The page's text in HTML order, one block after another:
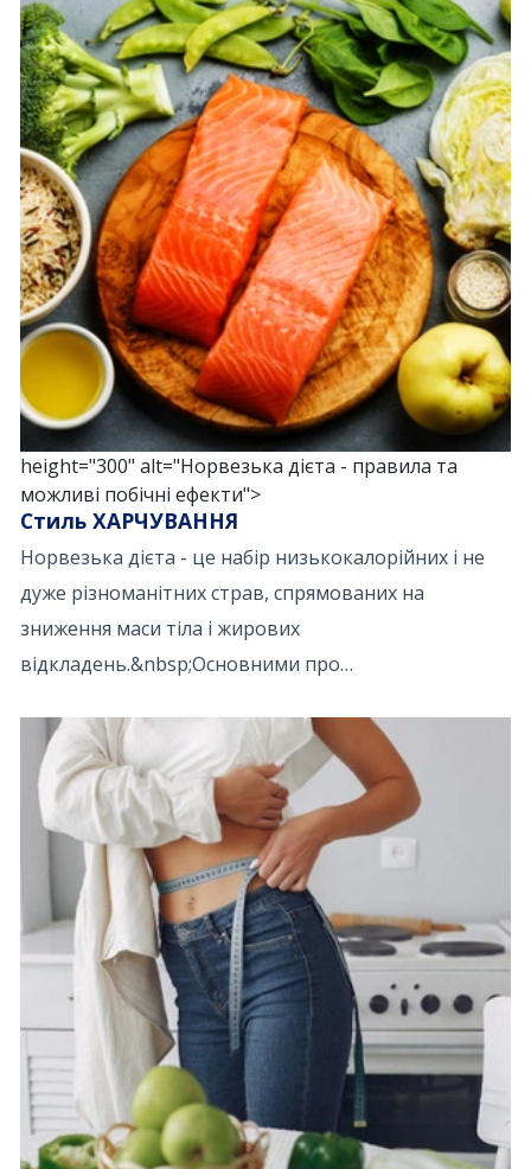
height="300" alt="Норвезька дієта - правила та
можливі побічні ефекти">
Стиль ХАРЧУВАННЯ
Норвезька дієта - це набір низькокалорійних і не
дуже різноманітних страв, спрямованих на
зниження маси тіла і жирових
відкладень.&nbsp;Основними про…